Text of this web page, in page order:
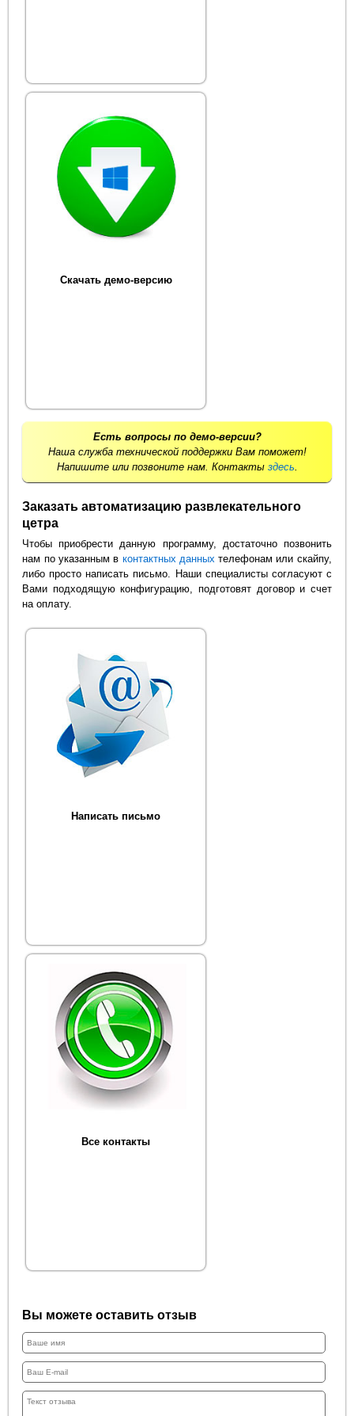
Скачать демо-версию
Есть вопросы по демо-версии?
Наша служба технической поддержки Вам поможет!
Напишите или позвоните нам. Контакты здесь.
Заказать автоматизацию развлекательного
цетра
Чтобы приобрести данную программу, достаточно позвонить
нам по указанным в контактных данныхтелефонам или скайпу,
либо просто написать письмо. Наши специалисты согласуют с
Вами подходящую конфигурацию, подготовят договор и счет
на оплату.
Написать письмо
Все контакты
Вы можете оставить отзыв